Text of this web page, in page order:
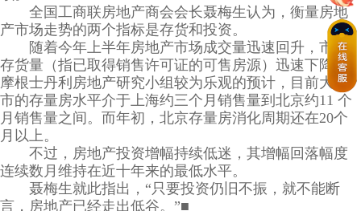
全国工商联房地产商会会长聂梅生认为，衡量房地
产市场走势的两个指标是存货和投资。
随着今年上半年房地产市场成交量迅速回升，市场
存货量（指已取得销售许可证的可售房源）迅速下降。
摩根士丹利房地产研究小组较为乐观的预计，目前大城
市的存量房水平介于上海约三个月销售量到北京约11 个
月销售量之间。而年初，北京存量房消化周期还在20个
月以上。
不过，房地产投资增幅持续低迷，其增幅回落幅度
连续数月维持在近十年来的最低水平。
聂梅生就此指出，“只要投资仍旧不振，就不能断
言，房地产已经走出低谷。”■